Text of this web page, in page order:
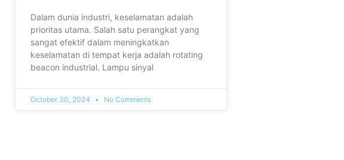
Dalam dunia industri, keselamatan adalah
prioritas utama. Salah satu perangkat yang
sangat efektif dalam meningkatkan
keselamatan di tempat kerja adalah rotating
beacon industrial. Lampu sinyal
October 30, 2024 No Comments